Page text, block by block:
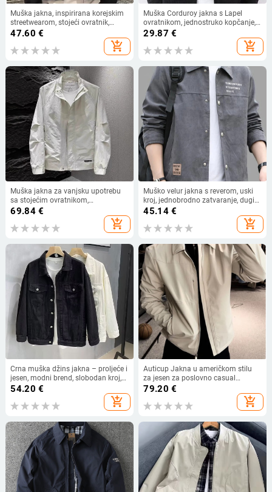
Muška jakna, inspirirana korejskim
streetwearom, stojeći ovratnik,
zatvarač sprijeda, kratka duljina,
poliesterom podstavom, umetnute
47.60 €
add_shopping_cart
Muška Corduroy jakna s Lapel
ovratnikom, jednostruko kopčanje,
uži kroj, dugi rukavi, ravni rub,
29.87 €
add_shopping_cart
Muška jakna za vanjsku upotrebu
sa stojećim ovratnikom,
jednobojna, premium kvaliteta,
69.84€
add_shopping_cart
Muško velur jakna s reverom, uski
kroj, jednobrodno zatvaranje, dugi
rukavi, bočne džepove, casual
45.14€
add_shopping_cart
Crna muška džins jakna – proljeće i
jesen, modni brend, slobodan kroj,
svestrana radna jakna
54.20 €
add_shopping_cart
Auticup Jakna u američkom stilu
za jesen za poslovno casual
nošenje, ravna ramena i
79.20 €
add_shopping_cart